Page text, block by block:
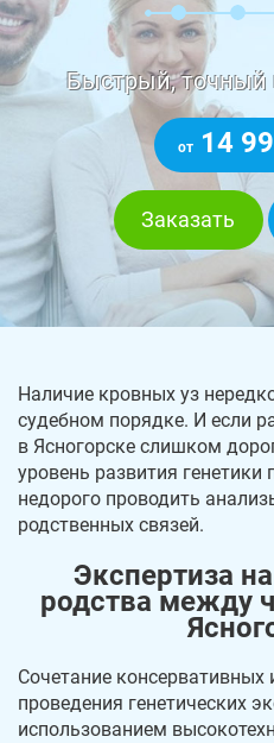
Быстрый, точный
от 14
Заказать
Наличие кровных уз
судебном порядке. И если
в Ясногорске слишком
уровень развития генетики
недорого проводить
родственных связей.
Экспертиза
родства между
Сочетание
проведения генетических
использованием